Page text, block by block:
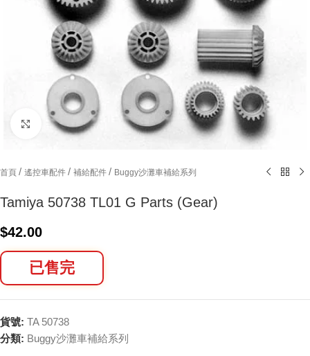
Click to enlarge
首頁 / 遙控車配件 / 補給配件 / Buggy沙灘車補給系列
Tamiya 50738 TL01 G Parts (Gear)
$42.00
已售完
貨號: TA 50738
分類: Buggy沙灘車補給系列